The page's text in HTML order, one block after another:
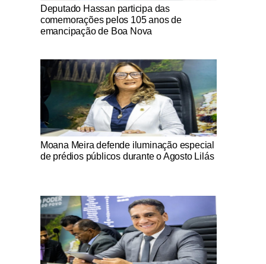
Notícias Católicas
Deputado Hassan participa das
comemorações pelos 105 anos de
emancipação de Boa Nova
Notícias Católicas
Moana Meira defende iluminação especial
de prédios públicos durante o Agosto Lilás